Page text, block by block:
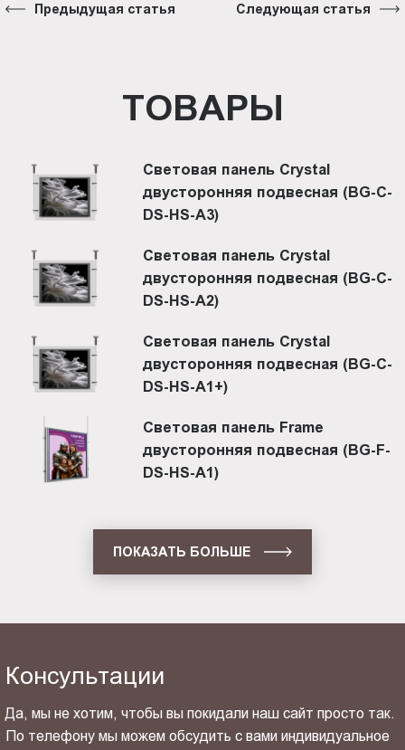
Предыдущая статья Следующая статья
ТОВАРЫ
Световая панель Crystal
двусторонняя подвесная (BG-C-
DS-HS-A3)
Световая панель Crystal
двусторонняя подвесная (BG-C-
DS-HS-A2)
Световая панель Crystal
двусторонняя подвесная (BG-C-
DS-HS-A1+)
Световая панель Frame
двусторонняя подвесная (BG-F-
DS-HS-A1)
ПОКАЗАТЬ БОЛЬШЕ
Консультации
Да, мы не хотим, чтобы вы покидали наш сайт просто так.
По телефону мы можем обсудить с вами индивидуальное